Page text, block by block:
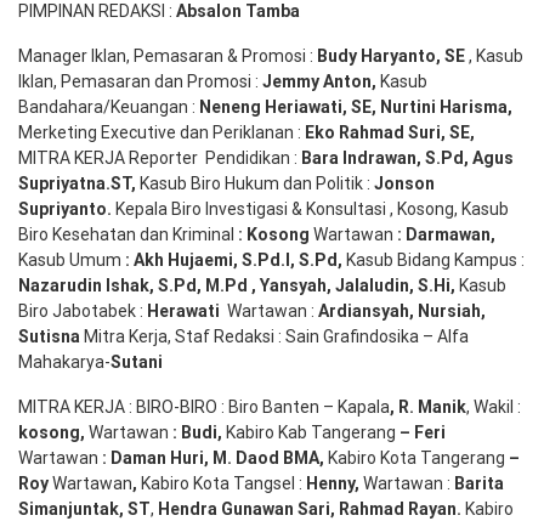
PIMPINAN REDAKSI : Absalon Tamba
Manager Iklan, Pemasaran & Promosi : Budy Haryanto, SE, Kasub
Iklan, Pemasaran dan Promosi : Jemmy Anton, Kasub
Bandahara/Keuangan : Neneng Heriawati, SE, Nurtini Harisma,
Merketing Executive dan Periklanan : Eko Rahmad Suri, SE,
MITRA KERJA Reporter Pendidikan : Bara Indrawan, S.Pd , Agus
Supriyatna.ST, Kasub Biro Hukum dan Politik : Jonson
Supriyanto. Kepala Biro Investigasi & Konsultasi , Kosong, Kasub
Biro Kesehatan dan Kriminal : Kosong Wartawan : Darmawan,
Kasub Umum : Akh Hujaemi, S.Pd.I, S.Pd , Kasub Bidang Kampus :
Nazarudin Ishak, S.Pd , M.Pd , Yansyah, Jalaludin, S.Hi, Kasub
Biro Jabotabek : Herawati Wartawan : Ardiansyah, Nursiah,
Sutisna Mitra Kerja, Staf Redaksi : Sain Grafindosika – Alfa
Mahakarya-Sutani
MITRA KERJA : BIRO-BIRO : Biro Banten – Kapala, R. Manik, Wakil :
kosong, Wartawan : Budi, Kabiro Kab Tangerang – Feri
Wartawan : Daman Huri, M. Daod BMA, Kabiro Kota Tangerang –
RoyWartawan, Kabiro Kota Tangsel : Henny, Wartawan : Barita
Simanjuntak, ST, Hendra Gunawan Sari, Rahmad Rayan. Kabiro